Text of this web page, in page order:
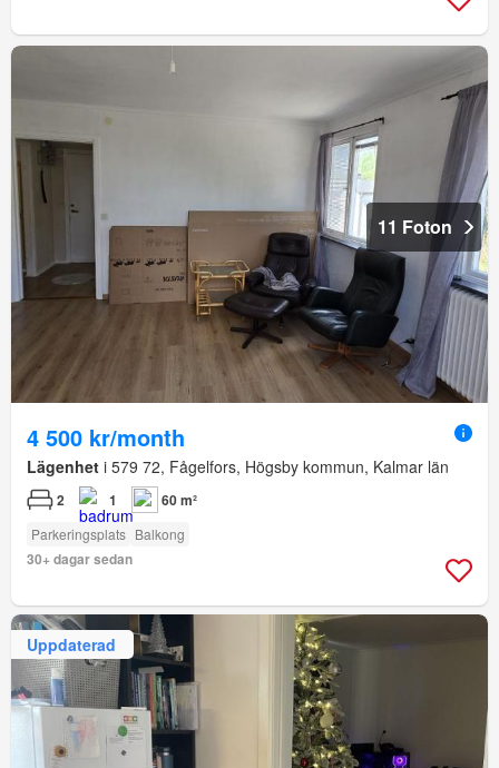
11 Foton
4 500 kr/month
Lägenhet i 579 72, Fågelfors, Högsby kommun, Kalmar län
2 1 60 m²
Parkeringsplats Balkong
30+ dagar sedan
Uppdaterad